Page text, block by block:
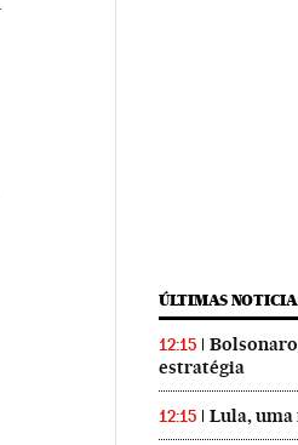
ÚLTIMAS
12:15
estratégia
12:15 Lula,